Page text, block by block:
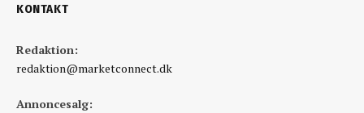
KONTAKT
Redaktion:
redaktion@marketconnect.dk
Annoncesalg: